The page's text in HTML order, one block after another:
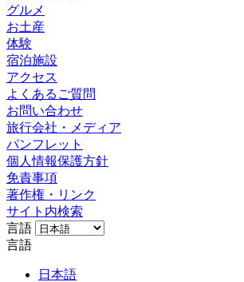
グルメ
お土産
体験
宿泊施設
アクセス
よくあるご質問
お問い合わせ
旅行会社・メディア
パンフレット
個人情報保護方針
免責事項
著作権・リンク
サイト内検索
言語
言語
日本語